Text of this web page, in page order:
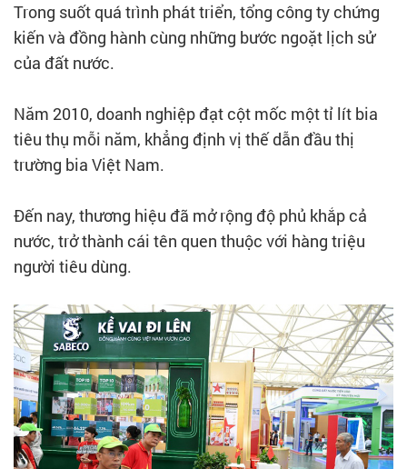
Trong suốt quá trình phát triển, tổng công ty chứng
kiến và đồng hành cùng những bước ngoặt lịch sử
của đất nước.
Năm 2010, doanh nghiệp đạt cột mốc một tỉ lít bia
tiêu thụ mỗi năm, khẳng định vị thế dẫn đầu thị
trường bia Việt Nam.
Đến nay, thương hiệu đã mở rộng độ phủ khắp cả
nước, trở thành cái tên quen thuộc với hàng triệu
người tiêu dùng.